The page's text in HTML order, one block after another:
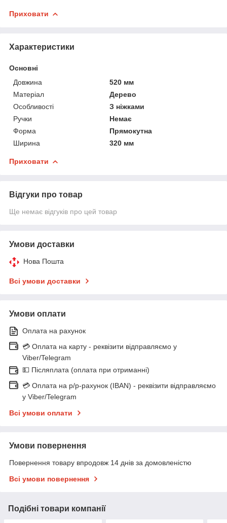
Приховати
Характеристики
Основні
Довжина
520 мм
Матеріал
Дерево
Особливості
З ніжками
Ручки
Немає
Форма
Прямокутна
Ширина
320 мм
Приховати
Відгуки про товар
Ще немає відгуків про цей товар
Умови доставки
Нова Пошта
Всі умови доставки
Умови оплати
Оплата на рахунок
💳 Оплата на карту - реквізити відправляємо у
Viber/Telegram
💵 Післяплата (оплата при отриманні)
💳 Оплата на р/р-рахунок (IBAN) - реквізити відправляємо
у Viber/Telegram
Всі умови оплати
Умови повернення
Повернення товару впродовж 14 днів за домовленістю
Всі умови повернення
Подібні товари компанії